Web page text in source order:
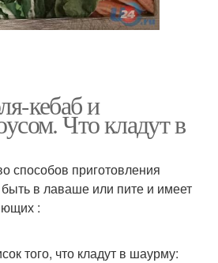
кебаб и
Что кладут в
способов приготовления
в лаваше или пите и имеет
:
того, что кладут в шаурму: